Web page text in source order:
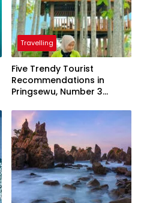
Travelling
Five Trendy Tourist
Recommendations in
Pringsewu, Number 3
President